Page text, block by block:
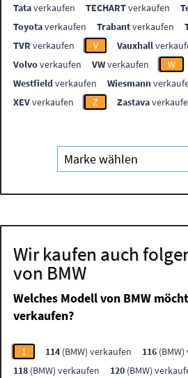
Tataverkaufen TECHARTverkaufen
Toyotaverkaufen Trabantverkaufen
TVR verkaufen V Vauxhall
Volvoverkaufen VWverkaufen W
Westfieldverkaufen Wiesmann
XEVverkaufen Z Zastava
Wir kaufen auch
von BMW
Welches Modell von BMW
verkaufen?
1 114 (BMW) verkaufen 116
118 (BMW) verkaufen 120 (BMW)